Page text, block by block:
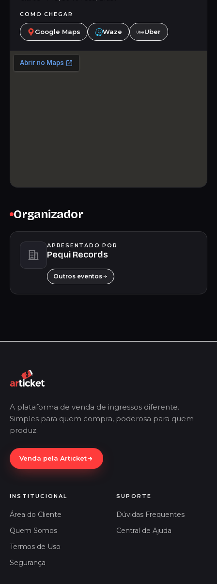
COMO CHEGAR
Google Maps Waze Uber
Organizador
APRESENTADO POR
Pequi Records
Outros eventos
A plataforma de venda de ingressos diferente.
Simples para quem compra, poderosa para quem
produz.
Venda pela Articket
INSTITUCIONAL
Área do Cliente
Quem Somos
Termos de Uso
Segurança
SUPORTE
Dúvidas Frequentes
Central de Ajuda